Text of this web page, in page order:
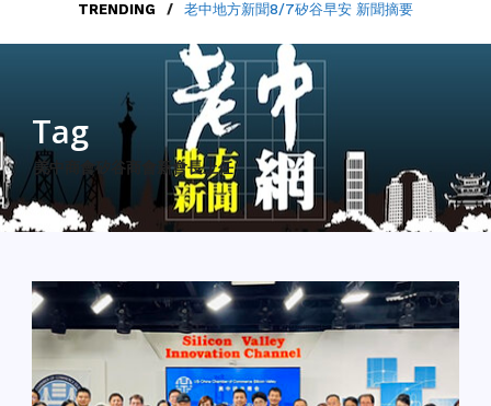
TRENDING / 老中地方新聞8/7矽谷早安 新聞摘要
Tag
美中商會矽谷商會新會長上任